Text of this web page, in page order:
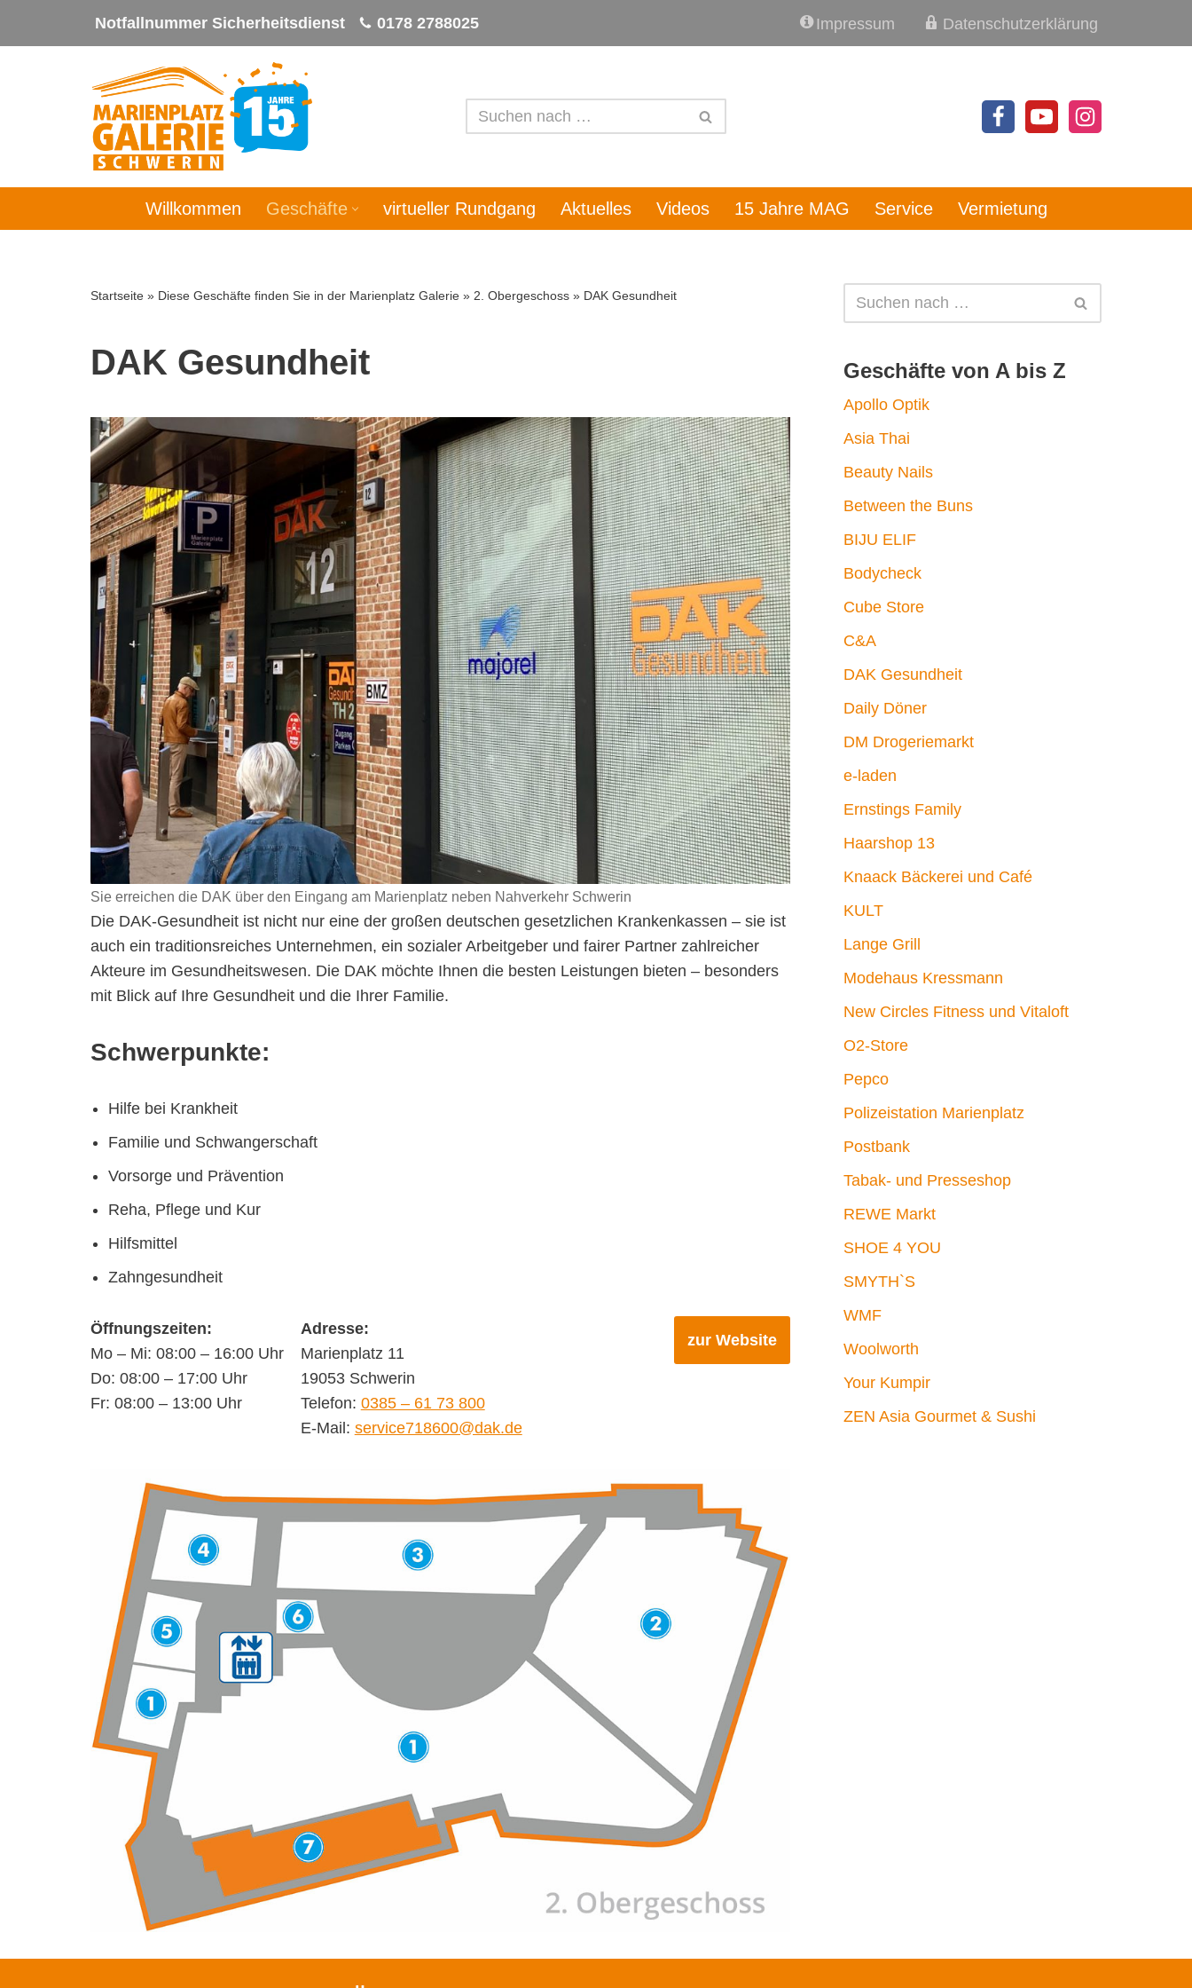
Zum
Notfallnummer Sicherheitsdienst 0178 2788025 Impressum Datenschutzerklärung
Willkommen Geschäfte virtueller Rundgang Aktuelles Videos 15 Jahre MAG Service Vermietung
Startseite » Diese Geschäfte finden Sie in der Marienplatz Galerie » 2. Obergeschoss » DAK Gesundheit
DAK Gesundheit
Sie erreichen die DAK über den Eingang am Marienplatz neben Nahverkehr Schwerin
Die DAK-Gesundheit ist nicht nur eine der großen deutschen gesetzlichen Krankenkassen – sie ist
auch ein traditionsreiches Unternehmen, ein sozialer Arbeitgeber und fairer Partner zahlreicher
Akteure im Gesundheitswesen. Die DAK möchte Ihnen die besten Leistungen bieten – besonders
mit Blick auf Ihre Gesundheit und die Ihrer Familie.
Schwerpunkte:
Hilfe bei Krankheit
Familie und Schwangerschaft
Vorsorge und Prävention
Reha, Pflege und Kur
Hilfsmittel
Zahngesundheit
Öffnungszeiten:
Mo – Mi: 08:00 – 16:00 Uhr
Do: 08:00 – 17:00 Uhr
Fr: 08:00 – 13:00 Uhr
Adresse:
Marienplatz 11
19053 Schwerin
Telefon: 0385 – 61 73 800
E-Mail: service718600@dak.de
zur Website
Geschäfte von A bis Z
Apollo Optik
Asia Thai
Beauty Nails
Between the Buns
BIJU ELIF
Bodycheck
Cube Store
C&A
DAK Gesundheit
Daily Döner
DM Drogeriemarkt
e-laden
Ernstings Family
Haarshop 13
Knaack Bäckerei und Café
KULT
Lange Grill
Modehaus Kressmann
New Circles Fitness und Vitaloft
O2-Store
Pepco
Polizeistation Marienplatz
Postbank
Tabak- und Presseshop
REWE Markt
SHOE 4 YOU
SMYTH`S
WMF
Woolworth
Your Kumpir
ZEN Asia Gourmet & Sushi